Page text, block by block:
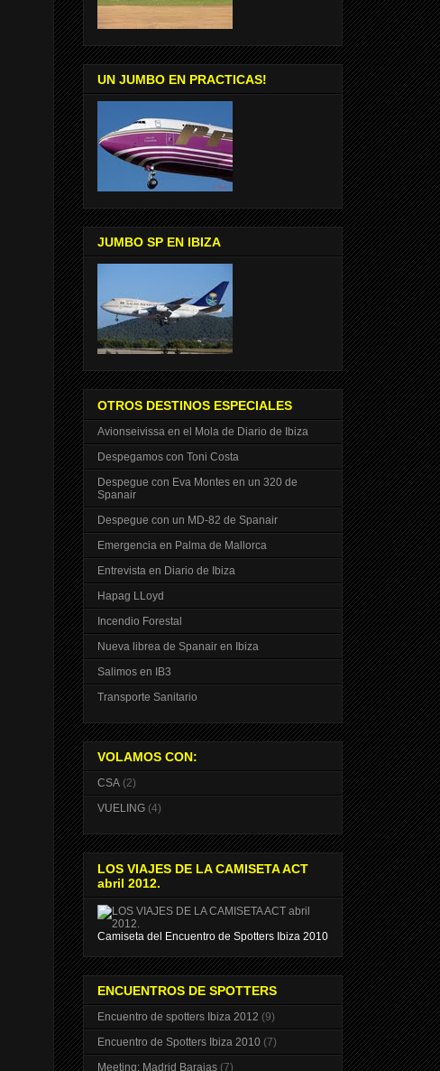
UN JUMBO EN PRACTICAS!
JUMBO SP EN IBIZA
OTROS DESTINOS ESPECIALES
Avionseivissa en el Mola de Diario de Ibiza
Despegamos con Toni Costa
Despegue con Eva Montes en un 320 de
Spanair
Despegue con un MD-82 de Spanair
Emergencia en Palma de Mallorca
Entrevista en Diario de Ibiza
Hapag LLoyd
Incendio Forestal
Nueva librea de Spanair en Ibiza
Salimos en IB3
Transporte Sanitario
VOLAMOS CON:
CSA (2)
VUELING (4)
LOS VIAJES DE LA CAMISETA ACT
abril 2012.
Camiseta del Encuentro de Spotters Ibiza 2010
ENCUENTROS DE SPOTTERS
Encuentro de spotters Ibiza 2012 (9)
Encuentro de Spotters Ibiza 2010 (7)
Meeting: Madrid Barajas (7)